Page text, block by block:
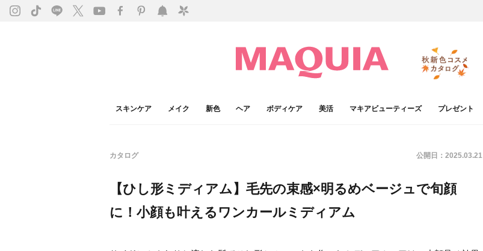
スキンケア メイク 新色 ヘア ボディケア 美活 マキアビューティーズ プレゼント
カタログ 公開日： 2025.03.21
【ひし形ミディアム】毛先の束感×明るめベージュで旬顔
に！小顔も叶えるワンカールミディアム